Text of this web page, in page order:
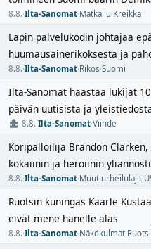
8.8.·Ilta-Sanomat·Matkailu·Kreikka
Lapin palvelukodin johtajaa
huumausainerikoksesta ja
8.8.·Ilta-Sanomat·Rikos·Suomi
Ilta-Sanomat haastaa lukijat
päivän uutisista ja
8.8.·Ilta-Sanomat·Viihde
Koripalloilija Brandon
kokaiinin ja heroiinin
8.8.·Ilta-Sanomat·Muut urheilulajit·
Ruotsin kuningas Kaarle
eivät mene hänelle alas
8.8.·Ilta-Sanomat·Näkökulmat·Ruotsi